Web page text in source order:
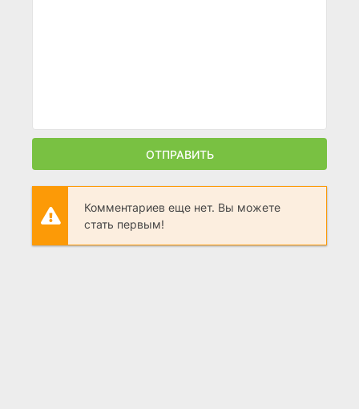
ОТПРАВИТЬ
Комментариев еще нет. Вы можете
стать первым!